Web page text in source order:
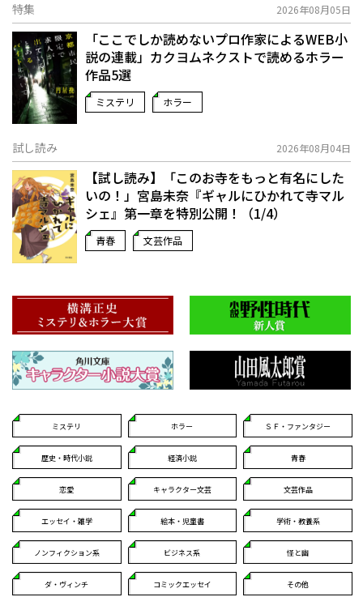
特集 2026年08月05日
「ここでしか読めないプロ作家によるWEB小
説の連載」――カクヨムネクストで読めるホラー
作品5選
ミステリ ホラー
試し読み 2026年08月04日
【試し読み】「このお寺をもっと有名にした
いの！」宮島未奈『ギャルにひかれて寺マル
シェ』第一章を特別公開！（1/4）
青春 文芸作品
ミステリ ホラー ＳＦ・ファンタジー
歴史・時代小説 経済小説 青春
恋愛 キャラクター文芸 文芸作品
エッセイ・雑学 絵本・児童書 学術・教養系
ノンフィクション系 ビジネス系 怪と幽
ダ・ヴィンチ コミックエッセイ その他